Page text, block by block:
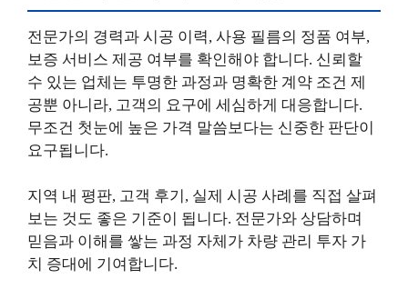
전문가의 경력과 시공 이력, 사용 필름의 정품 여부,
보증 서비스 제공 여부를 확인해야 합니다. 신뢰할
수 있는 업체는 투명한 과정과 명확한 계약 조건 제
공뿐 아니라, 고객의 요구에 세심하게 대응합니다.
무조건 첫눈에 높은 가격 말씀보다는 신중한 판단이
요구됩니다.
지역 내 평판, 고객 후기, 실제 시공 사례를 직접 살펴
보는 것도 좋은 기준이 됩니다. 전문가와 상담하며
믿음과 이해를 쌓는 과정 자체가 차량 관리 투자 가
치 증대에 기여합니다.